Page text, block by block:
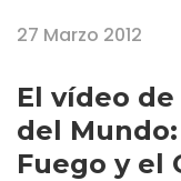
27 Marzo 2012
El vídeo
del
Fuego y el